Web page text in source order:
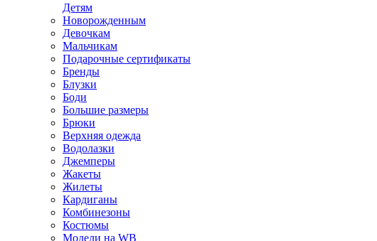
Детям
Новорожденным
Девочкам
Мальчикам
Подарочные сертификаты
Бренды
Блузки
Боди
Большие размеры
Брюки
Верхняя одежда
Водолазки
Джемперы
Жакеты
Жилеты
Кардиганы
Комбинезоны
Костюмы
Модели на WB